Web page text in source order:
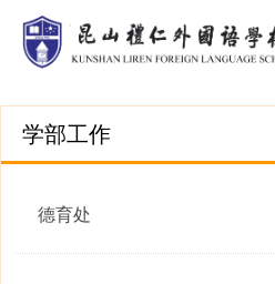
学部工作
德育处